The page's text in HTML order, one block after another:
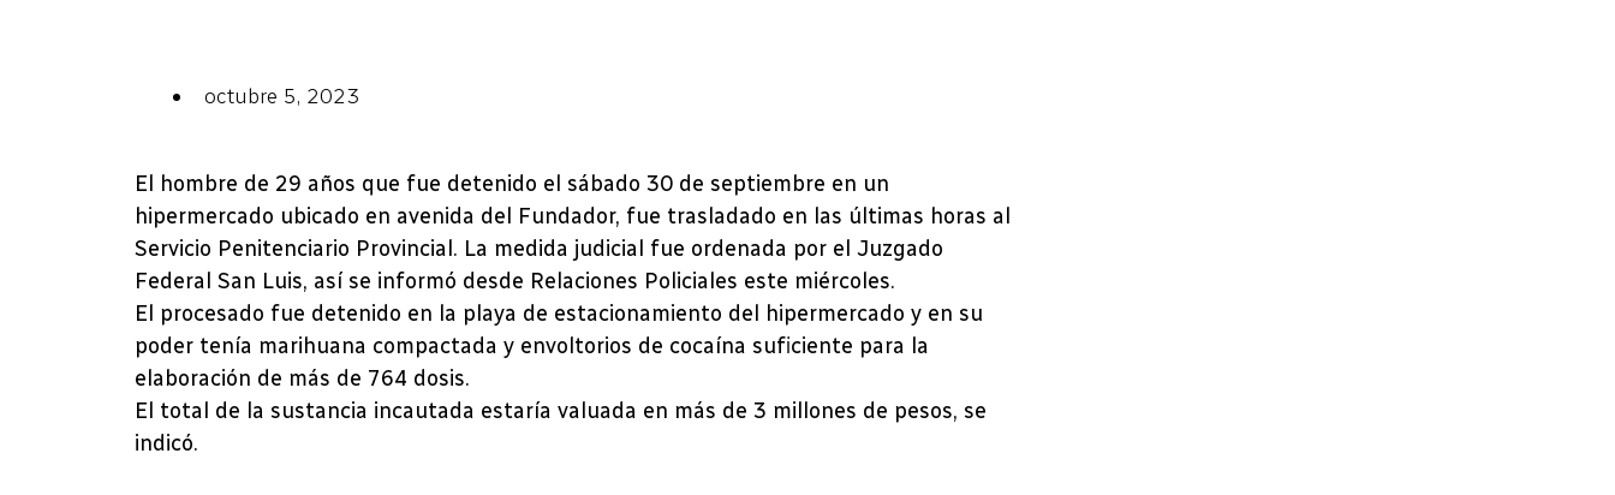
octubre 5, 2023
El hombre de 29 años que fue detenido el sábado 30 de septiembre en un
hipermercado ubicado en avenida del Fundador, fue trasladado en las últimas horas al
Servicio Penitenciario Provincial. La medida judicial fue ordenada por el Juzgado
Federal San Luis, así se informó desde Relaciones Policiales este miércoles.
El procesado fue detenido en la playa de estacionamiento del hipermercado y en su
poder tenía marihuana compactada y envoltorios de cocaína suficiente para la
elaboración de más de 764 dosis.
El total de la sustancia incautada estaría valuada en más de 3 millones de pesos, se
indicó.